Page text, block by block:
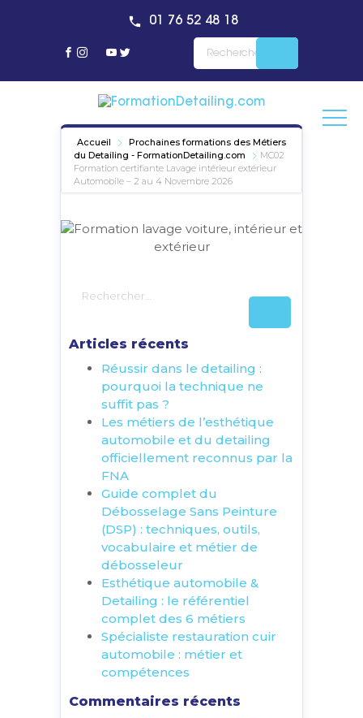
01 76 52 48 18
Accueil
Prochaines formations des Métiers
du Detailing - FormationDetailing.com
MC02
Formation certifiante Lavage intérieur extérieur
Automobile – 2 au 4 Novembre 2026
Articles récents
Réussir dans le detailing :
pourquoi la technique ne
suffit pas ?
Les métiers de l’esthétique
automobile et du detailing
officiellement reconnus par la
FNA
Guide complet du
Débosselage Sans Peinture
(DSP) : techniques, outils,
vocabulaire et métier de
débosseleur
Esthétique automobile &
Detailing : le référentiel
complet des 6 métiers
Spécialiste restauration cuir
automobile : métier et
compétences
Commentaires récents